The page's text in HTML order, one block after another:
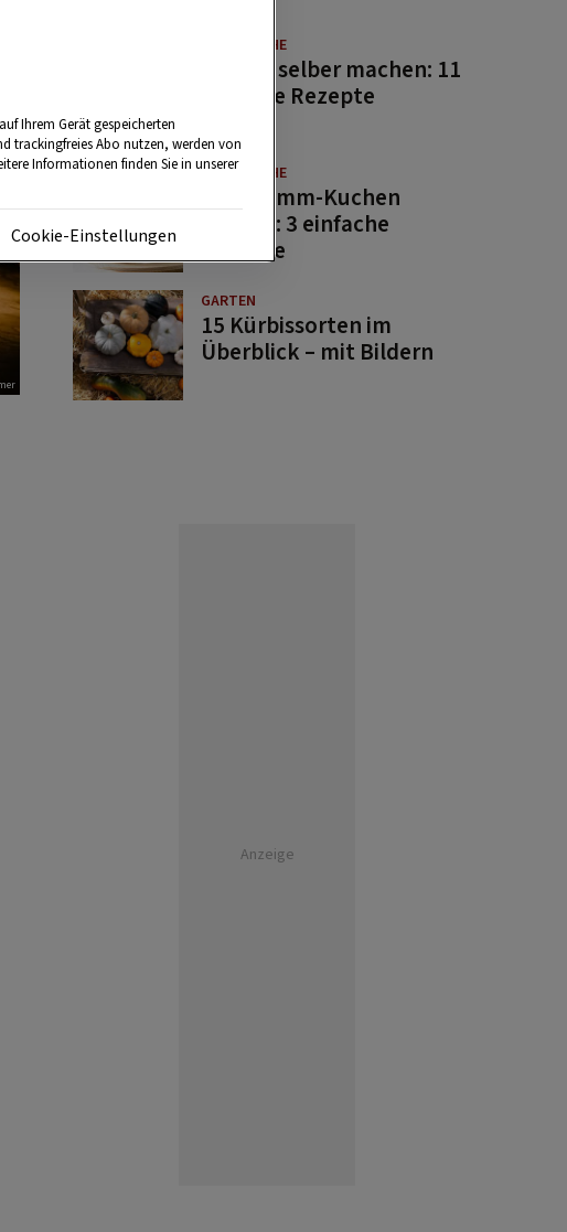
GUTE KÜCHE
Saucen selber machen: 11
beliebte Rezepte
GUTE KÜCHE
Osterlamm-Kuchen
backen: 3 einfache
Rezepte
GARTEN
15 Kürbissorten im
Überblick – mit Bildern
Anzeige
Ihrem Gerät gespeicherten
trackingfreies Abo nutzen, werden von
Informationen finden Sie in unserer
Cookie-Einstellungen